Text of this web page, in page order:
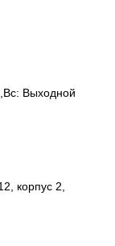
Выходной
корпус 2,